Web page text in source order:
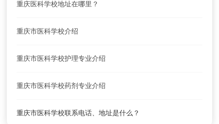
重庆医科学校地址在哪里？
重庆市医科学校介绍
重庆市医科学校护理专业介绍
重庆市医科学校药剂专业介绍
重庆市医科学校联系电话、地址是什么？